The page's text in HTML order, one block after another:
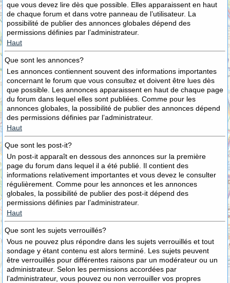
que vous devez lire dès que possible. Elles apparaissent en haut
de chaque forum et dans votre panneau de l’utilisateur. La
possibilité de publier des annonces globales dépend des
permissions définies par l’administrateur.
Haut
Que sont les annonces?
Les annonces contiennent souvent des informations importantes
concernant le forum que vous consultez et doivent être lues dès
que possible. Les annonces apparaissent en haut de chaque page
du forum dans lequel elles sont publiées. Comme pour les
annonces globales, la possibilité de publier des annonces dépend
des permissions définies par l’administrateur.
Haut
Que sont les post-it?
Un post-it apparaît en dessous des annonces sur la première
page du forum dans lequel il a été publié. Il contient des
informations relativement importantes et vous devez le consulter
régulièrement. Comme pour les annonces et les annonces
globales, la possibilité de publier des post-it dépend des
permissions définies par l’administrateur.
Haut
Que sont les sujets verrouillés?
Vous ne pouvez plus répondre dans les sujets verrouillés et tout
sondage y étant contenu est alors terminé. Les sujets peuvent
être verrouillés pour différentes raisons par un modérateur ou un
administrateur. Selon les permissions accordées par
l’administrateur, vous pouvez ou non verrouiller vos propres